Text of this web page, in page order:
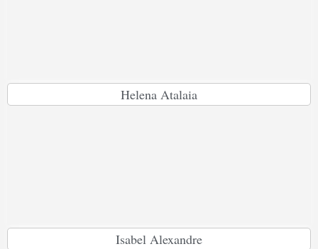
Helena Atalaia
Isabel Alexandre